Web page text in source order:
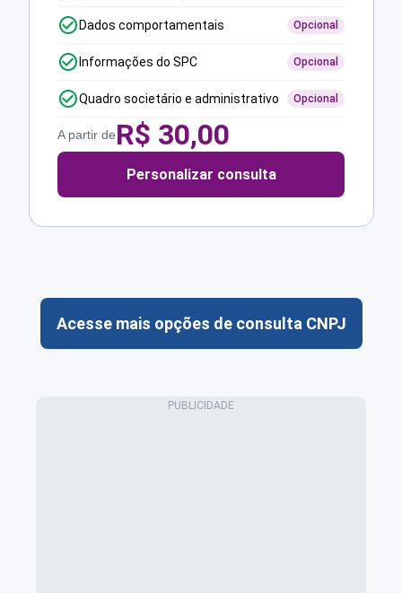
Dados comportamentais Opcional
Informações do SPC Opcional
Quadro societário e administrativo Opcional
A partir deR$ 30,00
Personalizar consulta
Acesse mais opções de consulta CNPJ